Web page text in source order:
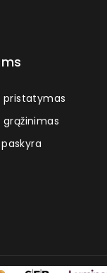
pristatymas
grąžinimas